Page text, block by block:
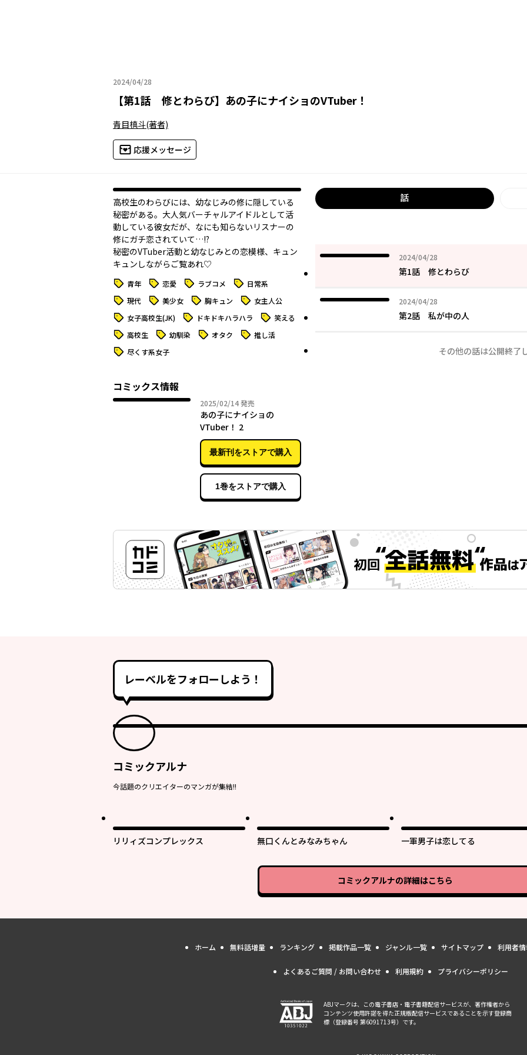
2024/04/28
2024年04月28日
【第1話 修とわらび】 あの子にナイショのVTuber！
青目槙斗(著者)
応援メッセージ
高校生のわらびには、幼なじみの修に隠している
秘密がある。大人気バーチャルアイドルとして活
動している彼女だが、なにも知らないリスナーの
修にガチ恋されていて…!?
秘密のVTuber活動と幼なじみとの恋模様、キュン
キュンしながらご覧あれ♡
タグ 青年 タグ 恋愛 タグ ラブコメ タグ 日常系
タグ 現代 タグ 美少女 タグ 胸キュン タグ 女主人公
タグ 女子高校生(JK) タグ ドキドキハラハラ タグ 笑える
タグ 高校生 タグ 幼馴染 タグ オタク タグ 推し活
タグ 尽くす系女子
コミックス情報
2025/02/142025年02月14日
発売
あの子にナイショの
VTuber！ 2
最新刊をストアで購入
1巻をストアで購入
話
2024/04/28
2024年04月28日
第1話 修とわらび
2024/04/28
2024年04月28日
第2話 私が中の人
その他の話は公開終了
レーベルをフォローしよう！
コミックアルナ
今話題のクリエイターのマンガが集結!!
リリィズコンプレックス 無口くんとみなみちゃん 一軍男子は恋してる
コミックアルナの詳細はこちら
ホーム 無料話増量 ランキング 掲載作品一覧 ジャンル一覧 サイトマップ 利用者
よくあるご質問 / お問い合わせ 利用規約 プライバシーポリシー
ABJマークは、この電子書店・電子書籍配信サービスが、著作権者から
コンテンツ使用許諾を得た正規版配信サービスであることを示す登録商
標（登録番号 第6091713号）です。